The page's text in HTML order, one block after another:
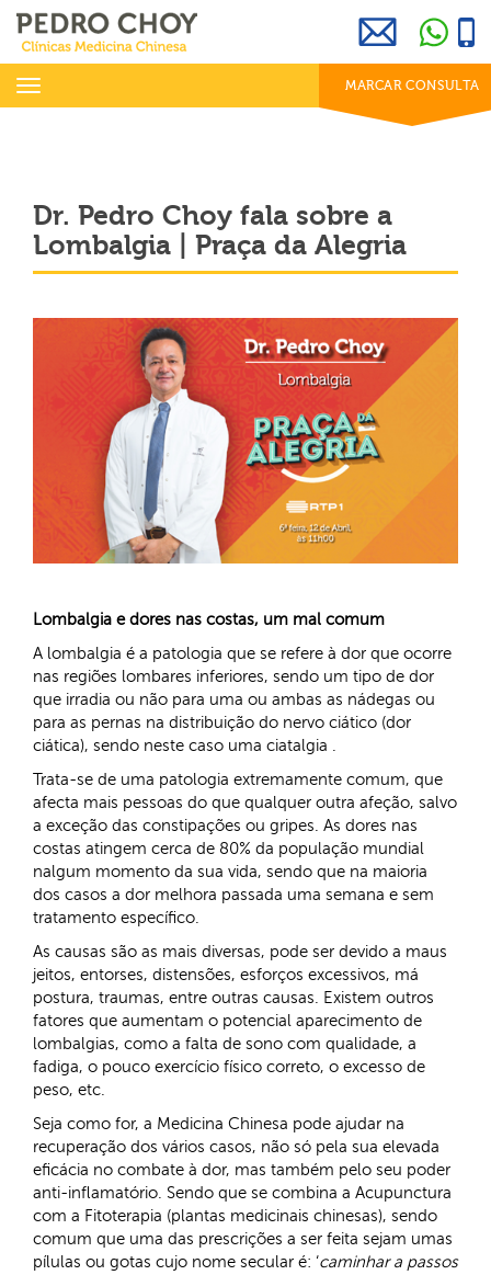
info@clinicaspedrochoy.com 969 800 001
dias úteis das 8h às 20h
Toggle
MARCAR CONSULTA
Dr. Pedro Choy fala sobre a
Lombalgia | Praça da Alegria
Lombalgia e dores nas costas, um mal comum
A lombalgia é a patologia que se refere à dor que ocorre
nas regiões lombares inferiores, sendo um tipo de dor
que irradia ou não para uma ou ambas as nádegas ou
para as pernas na distribuição do nervo ciático (dor
ciática), sendo neste caso uma ciatalgia .
Trata-se de uma patologia extremamente comum, que
afecta mais pessoas do que qualquer outra afeção, salvo
a exceção das constipações ou gripes. As dores nas
costas atingem cerca de 80% da população mundial
nalgum momento da sua vida, sendo que na maioria
dos casos a dor melhora passada uma semana e sem
tratamento específico.
As causas são as mais diversas, pode ser devido a maus
jeitos, entorses, distensões, esforços excessivos, má
postura, traumas, entre outras causas. Existem outros
fatores que aumentam o potencial aparecimento de
lombalgias, como a falta de sono com qualidade, a
fadiga, o pouco exercício físico correto, o excesso de
peso, etc.
Seja como for, a Medicina Chinesa pode ajudar na
recuperação dos vários casos, não só pela sua elevada
eficácia no combate à dor, mas também pelo seu poder
anti-inflamatório. Sendo que se combina a Acupunctura
com a Fitoterapia (plantas medicinais chinesas), sendo
comum que uma das prescrições a ser feita sejam umas
pílulas ou gotas cujo nome secular é: ‘caminhar a passos